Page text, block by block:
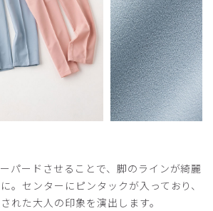
パードさせることで、脚のラインが綺麗
。センターにピンタックが入っており、
れた大人の印象を演出します。